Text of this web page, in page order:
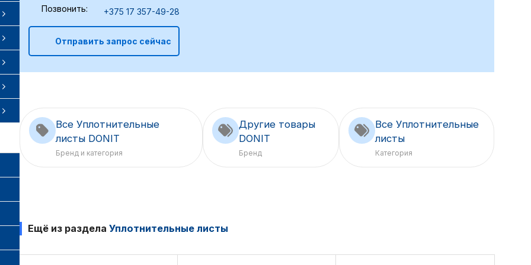
Позвонить:
+375 17 357-49-28
Отправить запрос сейчас
Все Уплотнительные
листы DONIT
Бренд и категория
Другие товары
DONIT
Бренд
Все Уплотнительные
листы
Категория
Ещё из раздела Уплотнительные листы